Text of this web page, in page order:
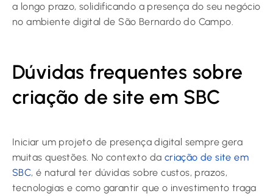
a longo prazo, solidificando a presença do seu negócio
no ambiente digital de São Bernardo do Campo.
Dúvidas frequentes sobre
criação de site em SBC
Iniciar um projeto de presença digital sempre gera
muitas questões. No contexto da criação de site em
SBC, é natural ter dúvidas sobre custos, prazos,
tecnologias e como garantir que o investimento traga